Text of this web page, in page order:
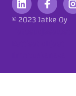
© 2023 Jatke Oy